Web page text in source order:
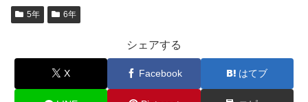
5年 6年
シェアする
X Facebook はてブ